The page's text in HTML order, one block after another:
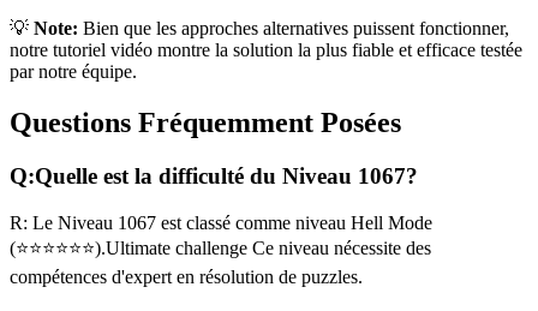
💡 Note: Bien que les approches alternatives puissent fonctionner,
notre tutoriel vidéo montre la solution la plus fiable et efficace testée
par notre équipe.
Questions Fréquemment Posées
Q:Quelle est la difficulté du Niveau 1067?
R: Le Niveau 1067 est classé comme niveau Hell Mode
(⭐⭐⭐⭐⭐⭐).Ultimate challenge Ce niveau nécessite des
compétences d'expert en résolution de puzzles.